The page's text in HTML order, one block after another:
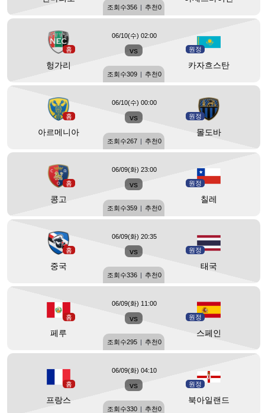
조회수356 | 추천0
홈
헝가리
vs 원정
카자흐스탄
06/10(수) 02:00
조회수309 | 추천0
홈
아르메니아
vs 원정
몰도바
06/10(수) 00:00
조회수267 | 추천0
홈
콩고
vs 원정
칠레
06/09(화) 23:00
조회수359 | 추천0
홈
중국
vs 원정
태국
06/09(화) 20:35
조회수336 | 추천0
홈
페루
vs 원정
스페인
06/09(화) 11:00
조회수295 | 추천0
홈
프랑스
vs 원정
북아일랜드
06/09(화) 04:10
조회수330 | 추천0